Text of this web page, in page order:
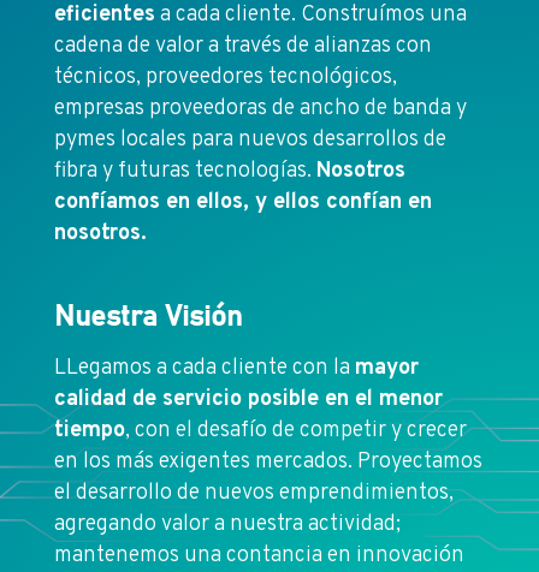
eficientes a cada cliente. Construímos una
cadena de valor a través de alianzas con
técnicos, proveedores tecnológicos,
empresas proveedoras de ancho de banda y
pymes locales para nuevos desarrollos de
fibra y futuras tecnologías. Nosotros
confíamos en ellos, y ellos confían en
nosotros.
Nuestra Visión
LLegamos a cada cliente con la mayor
calidad de servicio posible en el menor
tiempo, con el desafío de competir y crecer
en los más exigentes mercados. Proyectamos
el desarrollo de nuevos emprendimientos,
agregando valor a nuestra actividad;
mantenemos una contancia en innovación